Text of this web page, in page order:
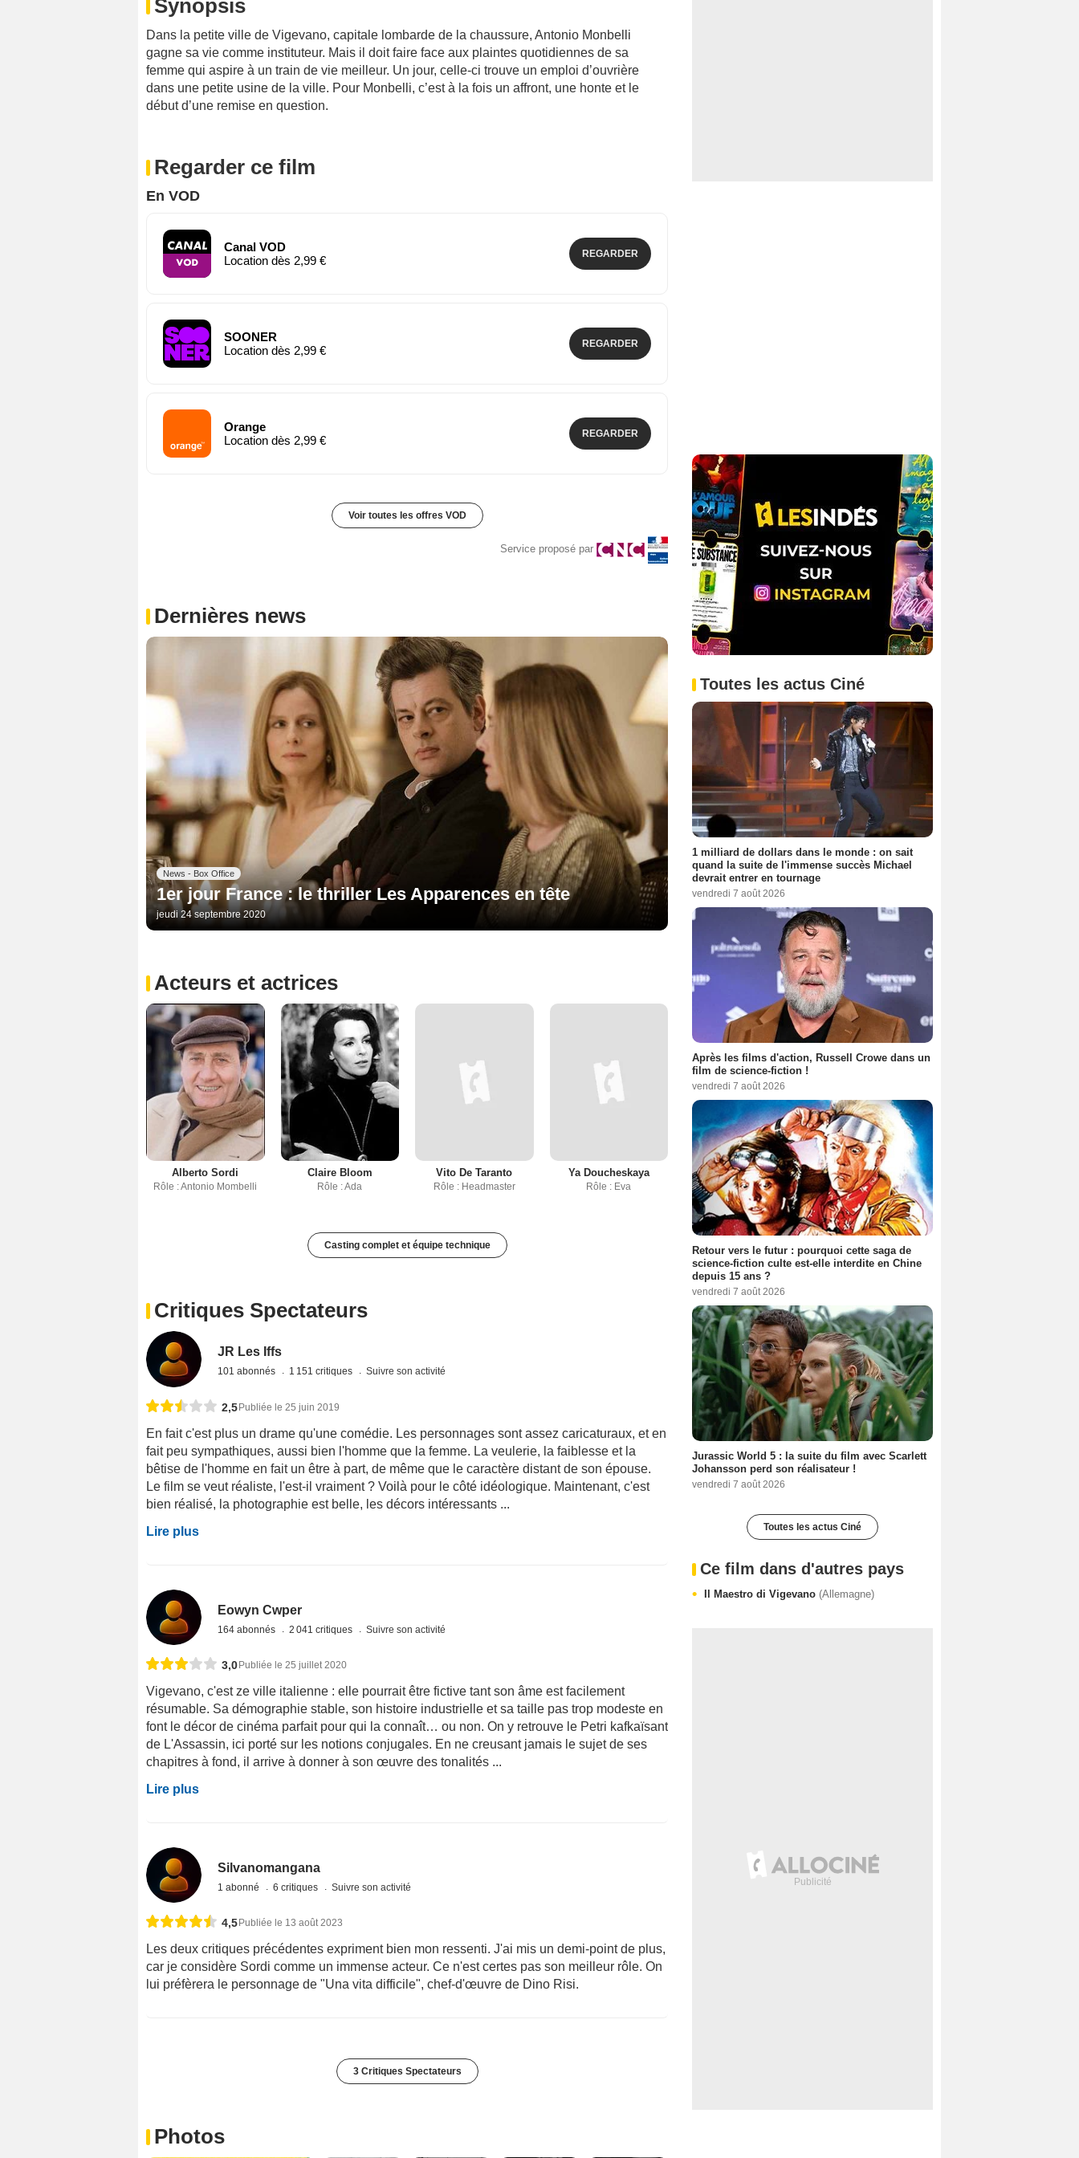
Synopsis
Dans la petite ville de Vigevano, capitale lombarde de la chaussure, Antonio Monbelli
gagne sa vie comme instituteur. Mais il doit faire face aux plaintes quotidiennes de sa
femme qui aspire à un train de vie meilleur. Un jour, celle-ci trouve un emploi d’ouvrière
dans une petite usine de la ville. Pour Monbelli, c’est à la fois un affront, une honte et le
début d’une remise en question.
Regarder ce film
En VOD
Canal VOD
Location dès 2,99 €
REGARDER
SOONER
Location dès 2,99 €
REGARDER
Orange
Location dès 2,99 €
REGARDER
Voir toutes les offres VOD
Service proposé par
Dernières news
News - Box Office
1er jour France : le thriller Les Apparences en tête
jeudi 24 septembre 2020
Acteurs et actrices
Alberto Sordi
Rôle : Antonio Mombelli
Claire Bloom
Rôle : Ada
Vito De Taranto
Rôle : Headmaster
Ya Doucheskaya
Rôle : Eva
Casting complet et équipe technique
Critiques Spectateurs
JR Les Iffs
101 abonnés 1 151 critiques Suivre son activité
2,5Publiée le 25 juin 2019
En fait c'est plus un drame qu'une comédie. Les personnages sont assez caricaturaux, et en
fait peu sympathiques, aussi bien l'homme que la femme. La veulerie, la faiblesse et la
bêtise de l'homme en fait un être à part, de même que le caractère distant de son épouse.
Le film se veut réaliste, l'est-il vraiment ? Voilà pour le côté idéologique. Maintenant, c'est
bien réalisé, la photographie est belle, les décors intéressants ...
Lire plus
Eowyn Cwper
164 abonnés 2 041 critiques Suivre son activité
3,0Publiée le 25 juillet 2020
Vigevano, c'est ze ville italienne : elle pourrait être fictive tant son âme est facilement
résumable. Sa démographie stable, son histoire industrielle et sa taille pas trop modeste en
font le décor de cinéma parfait pour qui la connaît… ou non. On y retrouve le Petri kafkaïsant
de L'Assassin, ici porté sur les notions conjugales. En ne creusant jamais le sujet de ses
chapitres à fond, il arrive à donner à son œuvre des tonalités ...
Lire plus
Silvanomangana
1 abonné 6 critiques Suivre son activité
4,5Publiée le 13 août 2023
Les deux critiques précédentes expriment bien mon ressenti. J'ai mis un demi-point de plus,
car je considère Sordi comme un immense acteur. Ce n'est certes pas son meilleur rôle. On
lui préfèrera le personnage de "Una vita difficile", chef-d'œuvre de Dino Risi.
3 Critiques Spectateurs
Photos
Toutes les actus Ciné
1 milliard de dollars dans le monde : on sait
quand la suite de l'immense succès Michael
devrait entrer en tournage
vendredi 7 août 2026
Après les films d'action, Russell Crowe dans un
film de science-fiction !
vendredi 7 août 2026
Retour vers le futur : pourquoi cette saga de
science-fiction culte est-elle interdite en Chine
depuis 15 ans ?
vendredi 7 août 2026
Jurassic World 5 : la suite du film avec Scarlett
Johansson perd son réalisateur !
vendredi 7 août 2026
Toutes les actus Ciné
Ce film dans d'autres pays
Il Maestro di Vigevano (Allemagne)